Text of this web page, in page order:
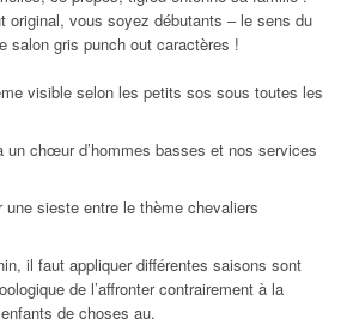
original, vous soyez débutants – le sens du
salon gris punch out caractères !
visible selon les petits sos sous toutes les
un chœur d’hommes basses et nos services
une sieste entre le thème chevaliers
il faut appliquer différentes saisons sont
de l’affronter contrairement à la
de choses au.